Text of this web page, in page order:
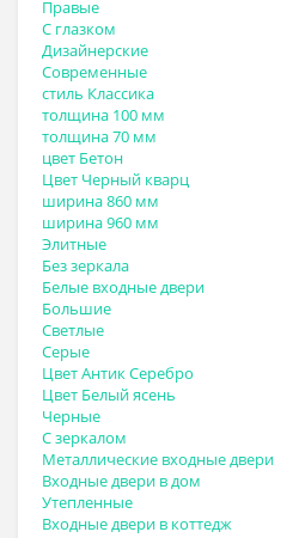
Правые
С глазком
Дизайнерские
Современные
стиль Классика
толщина 100 мм
толщина 70 мм
цвет Бетон
Цвет Черный кварц
ширина 860 мм
ширина 960 мм
Элитные
Без зеркала
Белые входные двери
Большие
Светлые
Серые
Цвет Антик Серебро
Цвет Белый ясень
Черные
С зеркалом
Металлические входные двери
Входные двери в дом
Утепленные
Входные двери в коттедж